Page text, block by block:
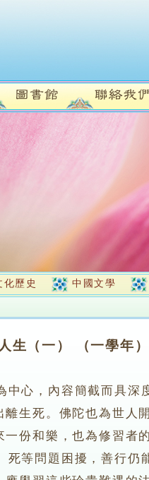
化歷史 中國文學
生（一） （一學年）
心，內容簡截而具深
生死。佛陀也為世人
份和樂，也為修習者
等問題困擾，善行仍